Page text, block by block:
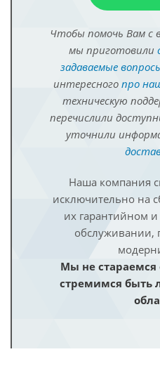
Чтобы помочь Вам с
мы приготовили
задаваемые
интересного про
техническую
перечислили
уточнили
Наша компания
исключительно на
их гарантийном
обслуживании,
Мы не стараемся
стремимся быть